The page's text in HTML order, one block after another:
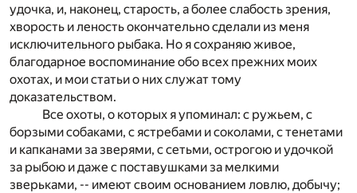
удочка, и, наконец, старость, а более слабость зрения,
хворость и леность окончательно сделали из меня
исключительного рыбака. Но я сохраняю живое,
благодарное воспоминание обо всех прежних моих
охотах, и мои статьи о них служат тому
доказательством.
Все охоты, о которых я упоминал: с ружьем, с
борзыми собаками, с ястребами и соколами, с тенетами
и капканами за зверями, с сетьми, острогою и удочкой
за рыбою и даже с поставушками за мелкими
зверьками, -- имеют своим основанием ловлю, добычу;